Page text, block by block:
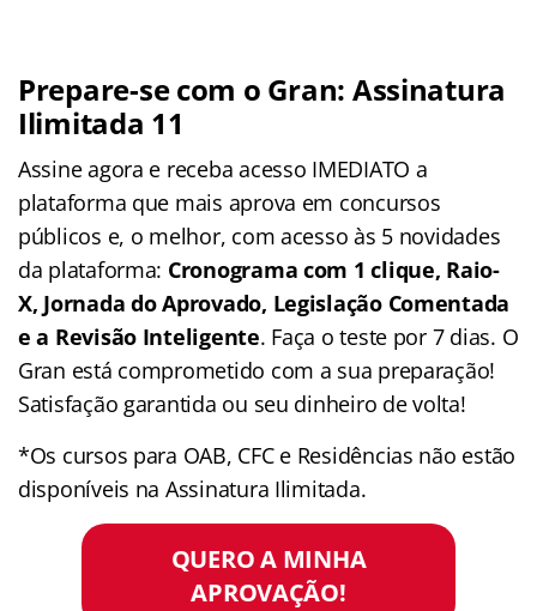
Prepare-se com o Gran: Assinatura
Ilimitada 11
Assine agora e receba acesso IMEDIATO a
plataforma que mais aprova em concursos
públicos e, o melhor, com acesso às 5 novidades
da plataforma: Cronograma com 1 clique, Raio-
X, Jornada do Aprovado, Legislação Comentada
e a Revisão Inteligente. Faça o teste por 7 dias. O
Gran está comprometido com a sua preparação!
Satisfação garantida ou seu dinheiro de volta!
*Os cursos para OAB, CFC e Residências não estão
disponíveis na Assinatura Ilimitada.
QUERO A MINHA
APROVAÇÃO!